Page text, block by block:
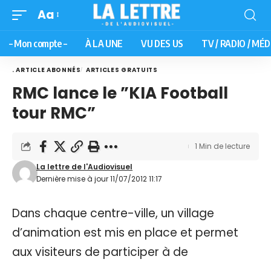
Aa
– Mon compte – À LA UNE VU DES US TV / RADIO /
. ARTICLE ABONNÉS ARTICLES GRATUITS
RMC lance le ”KIA Football
tour RMC”
Dernière mise à jour 11/07/2012 11:17
La lettre de l'Audiovisuel
1 Min de lecture
Dans chaque centre-ville, un village
d’animation est mis en place et permet
aux visiteurs de participer à de